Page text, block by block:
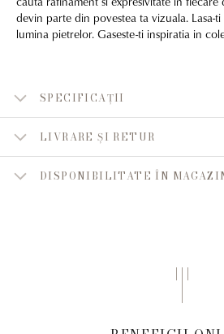
devin parte din povestea ta vizuala. Lasa-
lumina pietrelor. Gaseste-ti inspiratia in
SPECIFICAȚII
LIVRARE ȘI RETUR
DISPONIBILITATE ÎN